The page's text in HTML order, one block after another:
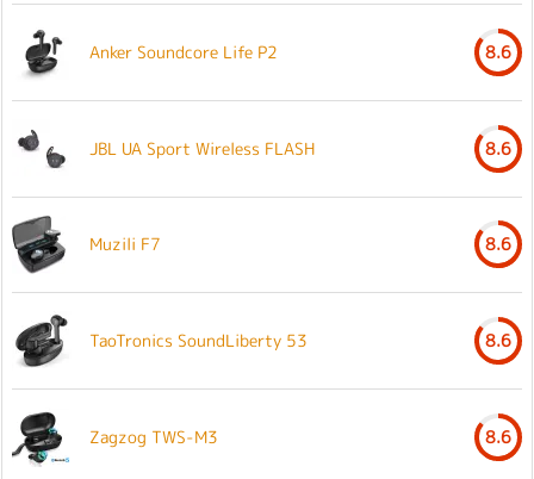
Anker Soundcore Life P2 8.6
JBL UA Sport Wireless FLASH 8.6
Muzili F7 8.6
TaoTronics SoundLiberty 53 8.6
Zagzog TWS-M3 8.6